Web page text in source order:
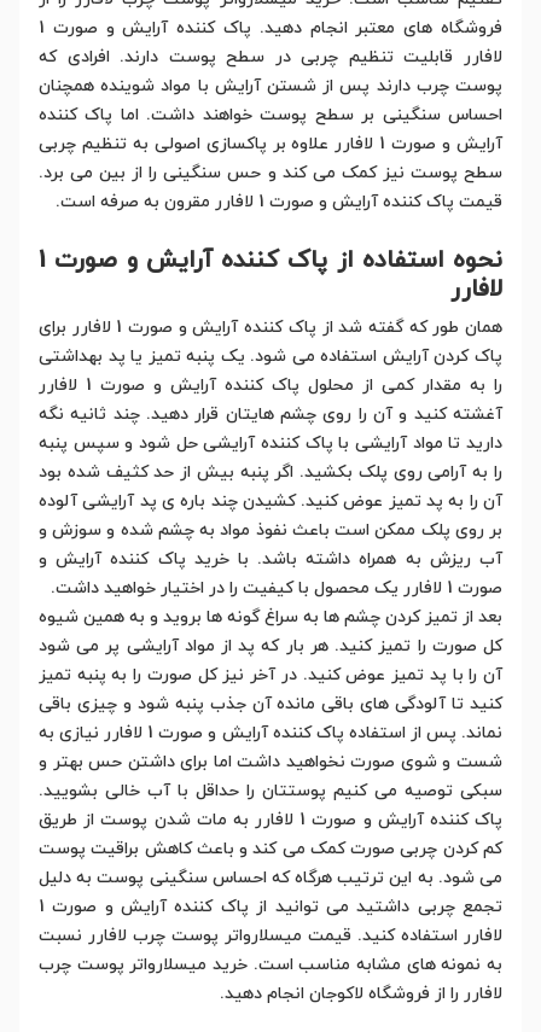
فروشگاه های معتبر انجام دهید. پاک کننده آرایش و صورت 1
لافارر قابلیت تنظیم چربی در سطح پوست دارند. افرادی که
پوست چرب دارند پس از شستن آرایش با مواد شوینده همچنان
احساس سنگینی بر سطح پوست خواهند داشت. اما پاک کننده
آرایش و صورت 1 لافارر علاوه بر پاکسازی اصولی به تنظیم چربی
سطح پوست نیز کمک می کند و حس سنگینی را از بین می برد.
قیمت پاک کننده آرایش و صورت 1 لافارر مقرون به صرفه است.
نحوه استفاده از پاک کننده آرایش و صورت 1
لافارر
همان طور که گفته شد از پاک کننده آرایش و صورت 1 لافارر برای
پاک کردن آرایش استفاده می شود. یک پنبه تمیز یا پد بهداشتی
را به مقدار کمی از محلول پاک کننده آرایش و صورت 1 لافارر
آغشته کنید و آن را روی چشم هایتان قرار دهید. چند ثانیه نگه
دارید تا مواد آرایشی با پاک کننده آرایشی حل شود و سپس پنبه
را به آرامی روی پلک بکشید. اگر پنبه بیش از حد کثیف شده بود
آن را به پد تمیز عوض کنید. کشیدن چند باره ی پد آرایشی آلوده
بر روی پلک ممکن است باعث نفوذ مواد به چشم شده و سوزش و
آب ریزش به همراه داشته باشد. با خرید پاک کننده آرایش و
صورت 1 لافارر یک محصول با کیفیت را در اختیار خواهید داشت.
بعد از تمیز کردن چشم ها به سراغ گونه ها بروید و به همین شیوه
کل صورت را تمیز کنید. هر بار که پد از مواد آرایشی پر می شود
آن را با پد تمیز عوض کنید. در آخر نیز کل صورت را به پنبه تمیز
کنید تا آلودگی های باقی مانده آن جذب پنبه شود و چیزی باقی
نماند. پس از استفاده پاک کننده آرایش و صورت 1 لافارر نیازی به
شست و شوی صورت نخواهید داشت اما برای داشتن حس بهتر و
سبکی توصیه می کنیم پوستتان را حداقل با آب خالی بشویید.
پاک کننده آرایش و صورت 1 لافارر به مات شدن پوست از طریق
کم کردن چربی صورت کمک می کند و باعث کاهش براقیت پوست
می شود. به این ترتیب هرگاه که احساس سنگینی پوست به دلیل
تجمع چربی داشتید می توانید از پاک کننده آرایش و صورت 1
لافارر استفاده کنید. قیمت میسلارواتر پوست چرب لافارر نسبت
به نمونه های مشابه مناسب است. خرید میسلارواتر پوست چرب
لافارر را از فروشگاه لاکوجان انجام دهید.